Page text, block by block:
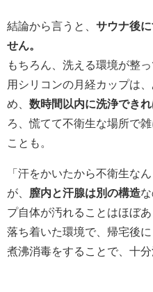
結論から言うと、 サウナ後
せん。
もちろん、洗える環境が整
用シリコンの月経カップは
め、 数時間以内に洗浄でき
ろ、慌てて不衛生な場所で
ことも。
「汗をかいたから不衛生な
が、 膣内と汗腺は別の構造
プ自体が汚れることはほぼあ
落ち着いた環境で、帰宅後
煮沸消毒をすることで、十分